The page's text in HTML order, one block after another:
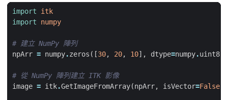
import
itk
import
numpy
# 建立 NumPy 陣列
npArr = numpy.zeros ([30, 20, 10], dtype=numpy.uint8
# 從 NumPy 陣列建立 ITK 影像
image = itk.GetImageFromArray(npArr, isVector=False